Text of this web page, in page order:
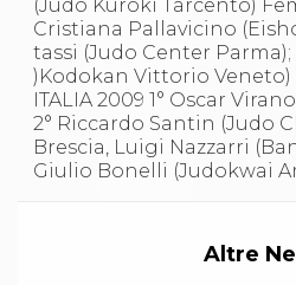
Cookies
Catalogo
Corsi
Corsi di
Corsi
Corsi
Corso
(Judo Kuroki Tarcento) Femminile – 1°
Cristiana Pallavicino
tassi (Judo Center Parma);
)Kodokan Vittorio Veneto) TROFEO MASTER
ITALIA 2009 1° Oscar Virano (Judo Valle Maria);
2° Riccardo Santin (Judo
Brescia, Luigi Nazzarri
Giulio Bonelli (Judokwai
Altre